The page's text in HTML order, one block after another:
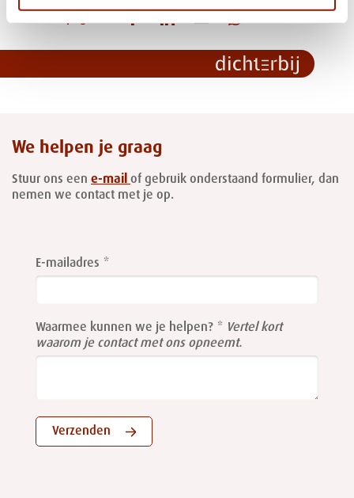
We helpen je graag
Stuur ons een e-mail of gebruik onderstaand formulier, dan
nemen we contact met je op.
this
field
E-mailadres
Waarmee kunnen we je helpen?
Vertel kort
waarom je contact met ons opneemt.
Verzenden